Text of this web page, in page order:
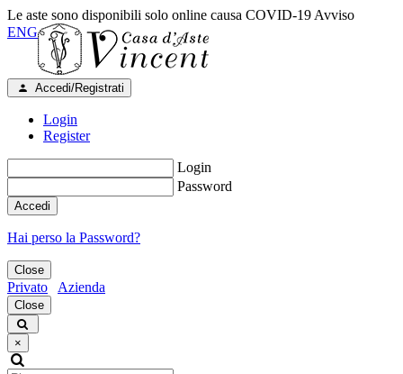
Le aste sono disponibili solo online causa COVID-19 Avviso
ENG
Accedi/Registrati
Login
Register
Login
Password
Accedi
Hai perso la Password?
Close
Privato Azienda
Close
×